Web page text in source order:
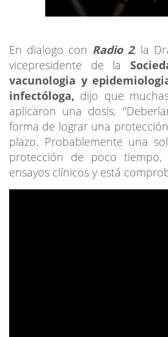
En dialogo con Radio 2, la
vicepresidente de la
vacunologia y
infectóloga, dijo que
aplicaron una dosis,
forma de lograr una
plazo. Probablemente una
protección de poco tiempo,
ensayos clínicos y está